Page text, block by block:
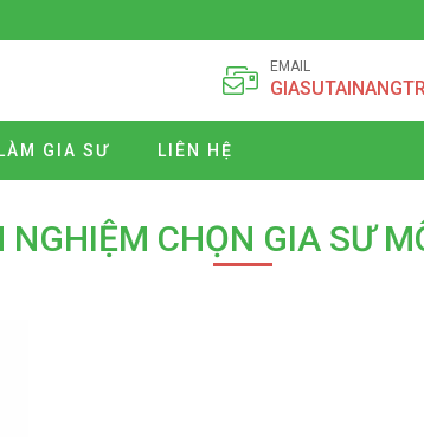
EMAIL
GIA SƯ LIÊN HỆ
NGHIỆM CHỌN GIA SƯ